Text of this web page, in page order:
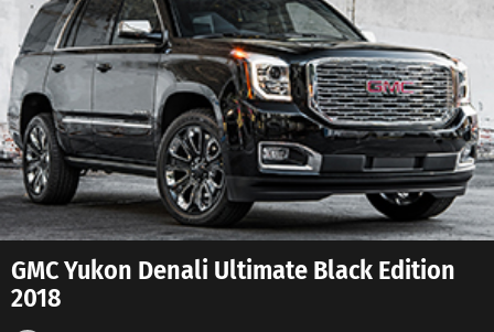
GMC Yukon Denali Ultimate Black Edition
2018